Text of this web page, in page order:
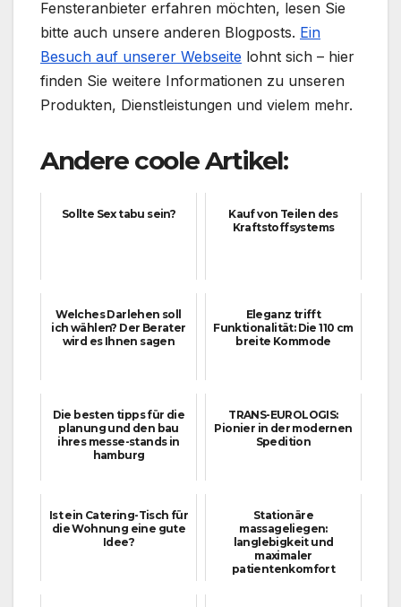
Fensteranbieter erfahren möchten, lesen Sie
bitte auch unsere anderen Blogposts. Ein
Besuch auf unserer Webseite lohnt sich – hier
finden Sie weitere Informationen zu unseren
Produkten, Dienstleistungen und vielem mehr.
Andere coole Artikel:
Sollte Sex tabu sein?
Kauf von Teilen des
Kraftstoffsystems
Welches Darlehen soll
ich wählen? Der Berater
wird es Ihnen sagen
Eleganz trifft
Funktionalität: Die 110 cm
breite Kommode
Die besten tipps für die
planung und den bau
ihres messe-stands in
hamburg
TRANS-EUROLOGIS:
Pionier in der modernen
Spedition
Ist ein Catering-Tisch für
die Wohnung eine gute
Idee?
Stationäre
massageliegen:
langlebigkeit und
maximaler
patientenkomfort